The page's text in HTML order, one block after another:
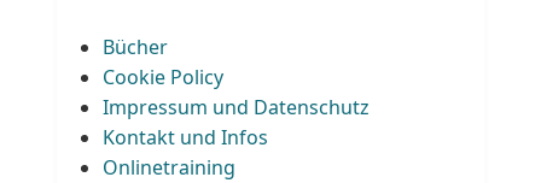
Bücher
Cookie Policy
Impressum und Datenschutz
Kontakt und Infos
Onlinetraining